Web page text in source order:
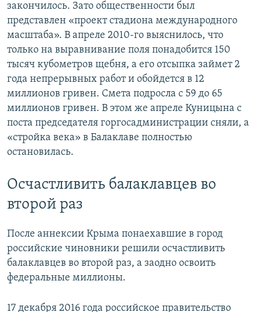
закончилось. Зато общественности был
представлен «проект стадиона международного
масштаба». В апреле 2010-го выяснилось, что
только на выравнивание поля понадобится 150
тысяч кубометров щебня, а его отсыпка займет 2
года непрерывных работ и обойдется в 12
миллионов гривен. Смета подросла с 59 до 65
миллионов гривен. В этом же апреле Куницына с
поста председателя горгосадминистрации сняли, а
«стройка века» в Балаклаве полностью
остановилась.
Осчастливить балаклавцев во
второй раз
После аннексии Крыма понаехавшие в город
российские чиновники решили осчастливить
балаклавцев во второй раз, а заодно освоить
федеральные миллионы.
17 декабря 2016 года российское правительство